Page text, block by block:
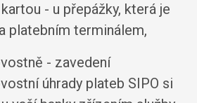
- u přepážky, která je
platebním terminálem,
- zavedení
úhrady plateb SIPO si